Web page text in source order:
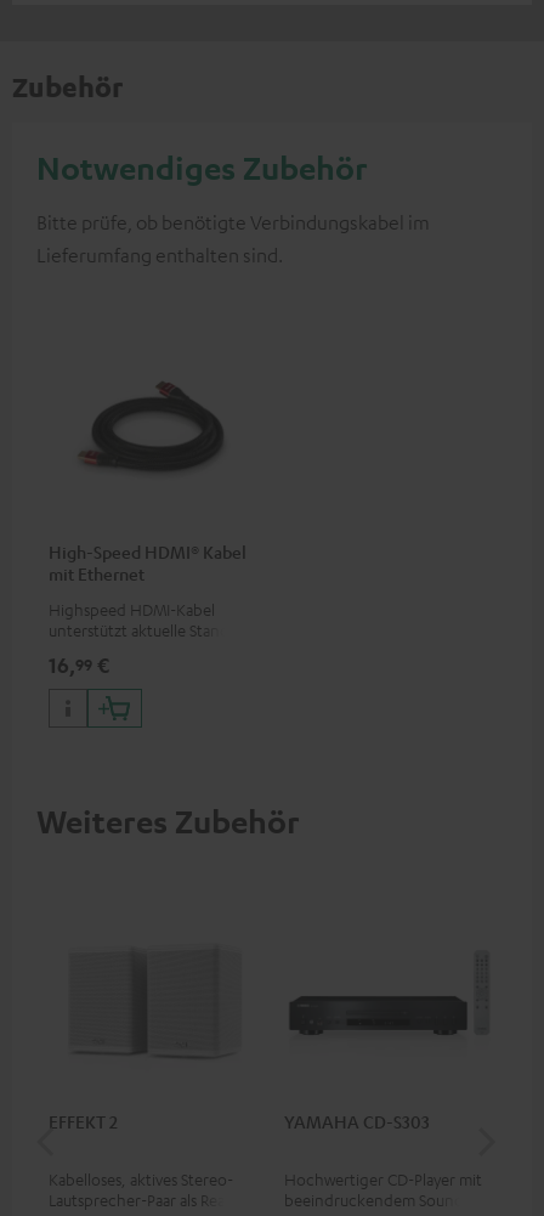
Zubehör
Notwendiges Zubehör
Bitte prüfe, ob benötigte Verbindungskabel im
Lieferumfang enthalten sind.
High-Speed HDMI® Kabel
mit Ethernet
Highspeed HDMI-Kabel
unterstützt aktuelle Standards
16,99 €
Weiteres Zubehör
EFFEKT 2
Kabelloses, aktives Stereo-
Lautsprecher-Paar als Rear-
YAMAHA CD-S303
Hochwertiger CD-Player mit
beeindruckendem Sound und